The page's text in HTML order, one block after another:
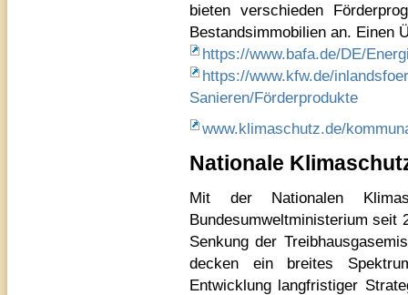
bieten verschieden
Bestandsimmobilien an. Einen
https://www.bafa.de/DE/
https://www.kfw.de/
Sanieren/Förderprodukte
www.klimaschutz.de/
Nationale
Mit der Nationalen
Bundesumweltministerium seit
Senkung der
decken ein breites
Entwicklung langfristiger